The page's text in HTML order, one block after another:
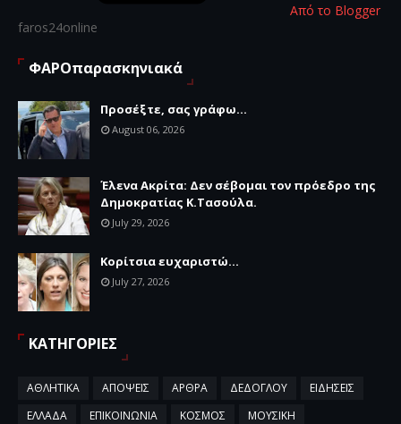
Από το Blogger
faros24online
ΦΑΡΟπαρασκηνιακά
Προσέξτε, σας γράφω...
August 06, 2026
Έλενα Ακρίτα: Δεν σέβομαι τον πρόεδρο της
Δημοκρατίας Κ.Τασούλα.
July 29, 2026
Κορίτσια ευχαριστώ...
July 27, 2026
ΚΑΤΗΓΟΡΙΕΣ
ΑΘΛΗΤΙΚΑ ΑΠΟΨΕΙΣ ΑΡΘΡΑ ΔΕΔΟΓΛΟΥ
ΕΙΔΗΣΕΙΣ
ΕΛΛΑΔΑ
ΕΠΙΚΟΙΝΩΝΙΑ ΚΟΣΜΟΣ
ΜΟΥΣΙΚΗ